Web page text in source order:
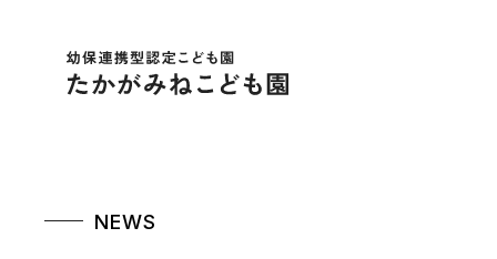
幼保連携型認定こど
NEWS